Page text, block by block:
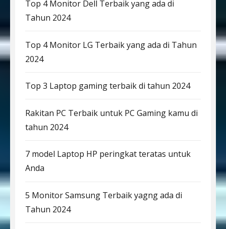
Top 4 Monitor Dell Terbaik yang ada di
Tahun 2024
Top 4 Monitor LG Terbaik yang ada di Tahun
2024
Top 3 Laptop gaming terbaik di tahun 2024
Rakitan PC Terbaik untuk PC Gaming kamu di
tahun 2024
7 model Laptop HP peringkat teratas untuk
Anda
5 Monitor Samsung Terbaik yagng ada di
Tahun 2024